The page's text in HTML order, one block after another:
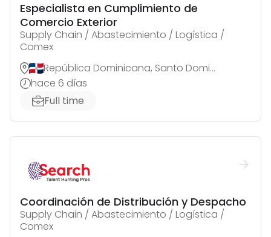
Especialista en Cumplimiento de
Comercio Exterior
Supply Chain / Abastecimiento / Logística /
Comex
República Dominicana, Santo Domingo de Guzmán
hace 6 días
Full time
Coordinación de Distribución y Despacho
Supply Chain / Abastecimiento / Logística /
Comex